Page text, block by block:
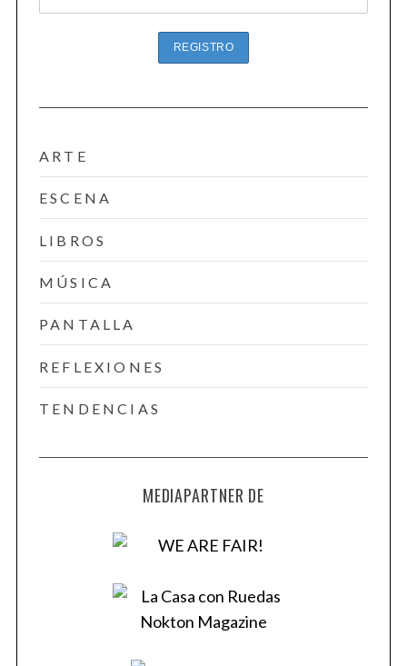
ARTE
ESCENA
LIBROS
MÚSICA
PANTALLA
REFLEXIONES
TENDENCIAS
MEDIAPARTNER DE